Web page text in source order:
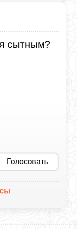
сытным?
Голосовать